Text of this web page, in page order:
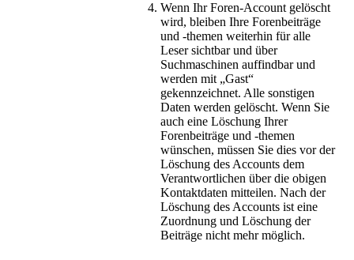
Wenn Ihr Foren-Account gelöscht
wird, bleiben Ihre Forenbeiträge
und -themen weiterhin für alle
Leser sichtbar und über
Suchmaschinen auffindbar und
werden mit „Gast“
gekennzeichnet. Alle sonstigen
Daten werden gelöscht. Wenn Sie
auch eine Löschung Ihrer
Forenbeiträge und -themen
wünschen, müssen Sie dies vor der
Löschung des Accounts dem
Verantwortlichen über die obigen
Kontaktdaten mitteilen. Nach der
Löschung des Accounts ist eine
Zuordnung und Löschung der
Beiträge nicht mehr möglich.